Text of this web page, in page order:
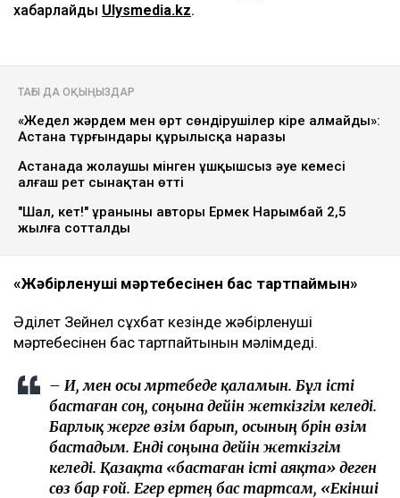
хабарлайды Ulysmedia.kz.
ТАҒЫ ДА ОҚЫҢЫЗДАР
«Жедел жәрдем мен өрт сөндірушілер кіре алмайды»:
Астана тұрғындары құрылысқа наразы
Астанада жолаушы мінген ұшқышсыз әуе кемесі
алғаш рет сынақтан өтті
"Шал, кет!" ұранының авторы Ермек Нарымбай 2,5
жылға сотталды
«Жәбірленуші мәртебесінен бас тартпаймын»
Әділет Зейнел сұхбат кезінде жәбірленуші
мәртебесінен бас тартпайтынын мәлімдеді.
– Иә, мен осы мәртебеде қаламын. Бұл істі
бастаған соң, соңына дейін жеткізгім келеді.
Барлық жерге өзім барып, осының бәрін өзім
бастадым. Енді соңына дейін жеткізгім
келеді. Қазақта «бастаған істі аяқта» деген
сөз бар ғой. Егер ертең бас тартсам, «Екінші